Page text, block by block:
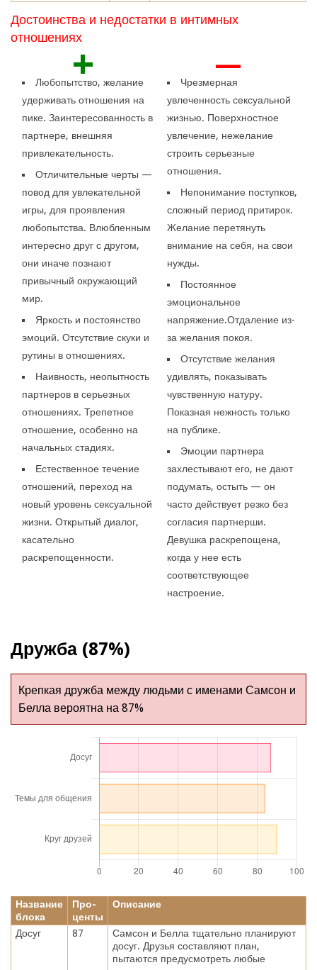
Достоинства и недостатки в интимных
отношениях
+
Любопытство, желание
удерживать отношения на
пике. Заинтересованность в
партнере, внешняя
привлекательность.
Отличительные черты —
повод для увлекательной
игры, для проявления
любопытства. Влюбленным
интересно друг с другом,
они иначе познают
привычный окружающий
мир.
Яркость и постоянство
эмоций. Отсутствие скуки и
рутины в отношениях.
Наивность, неопытность
партнеров в серьезных
отношениях. Трепетное
отношение, особенно на
начальных стадиях.
Естественное течение
отношений, переход на
новый уровень сексуальной
жизни. Открытый диалог,
касательно
раскрепощенности.
—
Чрезмерная
увлеченность сексуальной
жизнью. Поверхностное
увлечение, нежелание
строить серьезные
отношения.
Непонимание поступков,
сложный период притирок.
Желание перетянуть
внимание на себя, на свои
нужды.
Постоянное
эмоциональное
напряжение.Отдаление из-
за желания покоя.
Отсутствие желания
удивлять, показывать
чувственную натуру.
Показная нежность только
на публике.
Эмоции партнера
захлестывают его, не дают
подумать, остыть — он
часто действует резко без
согласия партнерши.
Девушка раскрепощена,
когда у нее есть
соответствующее
настроение.
Дружба (87%)
Крепкая дружба между людьми с именами Самсон и
Белла вероятна на 87%
Название
блока
Про-
центы
Описание
Досуг 87
Самсон и Белла тщательно планируют
досуг. Друзья составляют план,
пытаются предусмотреть любые